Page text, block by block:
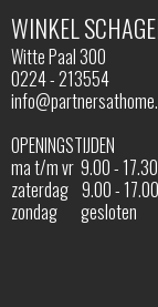
WINKEL
Witte Paal 300
0224 - 213554
OPENINGSTIJDEN
ma t/m vr 9.00 -
zaterdag 9.00 -
zondag gesloten